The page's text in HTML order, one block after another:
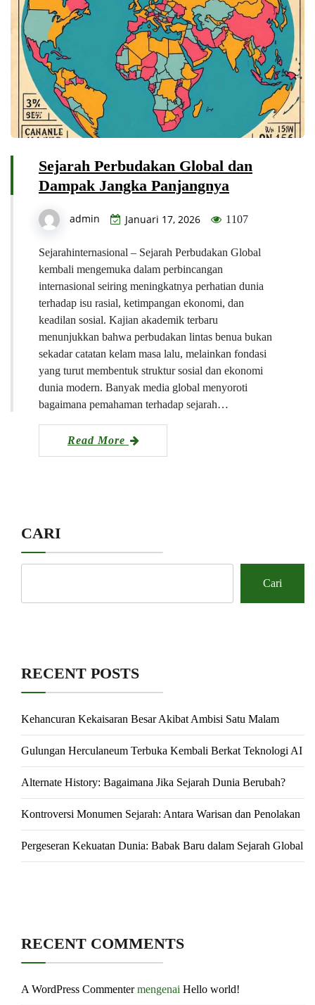
Sejarah Perbudakan Global dan
Dampak Jangka Panjangnya
admin Januari 17, 2026 1107
Sejarahinternasional – Sejarah Perbudakan Global
kembali mengemuka dalam perbincangan
internasional seiring meningkatnya perhatian dunia
terhadap isu rasial, ketimpangan ekonomi, dan
keadilan sosial. Kajian akademik terbaru
menunjukkan bahwa perbudakan lintas benua bukan
sekadar catatan kelam masa lalu, melainkan fondasi
yang turut membentuk struktur sosial dan ekonomi
dunia modern. Banyak media global menyoroti
bagaimana pemahaman terhadap sejarah…
Read More
CARI
Cari
RECENT POSTS
Kehancuran Kekaisaran Besar Akibat Ambisi Satu Malam
Gulungan Herculaneum Terbuka Kembali Berkat Teknologi AI
Alternate History: Bagaimana Jika Sejarah Dunia Berubah?
Kontroversi Monumen Sejarah: Antara Warisan dan Penolakan
Pergeseran Kekuatan Dunia: Babak Baru dalam Sejarah Global
RECENT COMMENTS
A WordPress Commentermengenai Hello world!